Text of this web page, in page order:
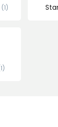
1
1